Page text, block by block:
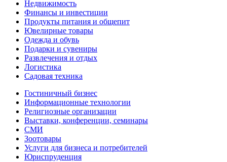
Недвижимость
Финансы и инвестиции
Продукты питания и общепит
Ювелирные товары
Одежда и обувь
Подарки и сувениры
Развлечения и отдых
Логистика
Садовая техника
Гостиничный бизнес
Информационные технологии
Религиозные организации
Выставки, конференции, семинары
СМИ
Зоотовары
Услуги для бизнеса и потребителей
Юриспруденция